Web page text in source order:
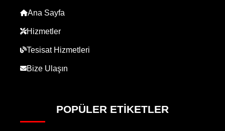
Ana Sayfa
Hizmetler
Tesisat Hizmetleri
Bize Ulaşın
POPÜLER ETIKETLER